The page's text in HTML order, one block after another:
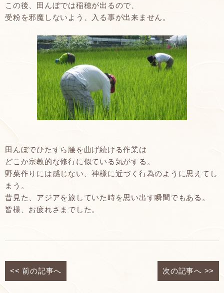
この後、田んぼでは稲穂が出るので、
受粉を邪魔しないよう、入る事が出来ません。
田んぼでひたすら腰を曲げ続ける作業は
どこか宗教的な修行に似ている気がする。
野菜作りには感じない、神様に近づく行為のように思えてし
まう。
昔見た、アジアを旅していた時を思い出す瞬間でもある。
皆様、お疲れさまでした。
<<前の記事へ 次の記事へ >>